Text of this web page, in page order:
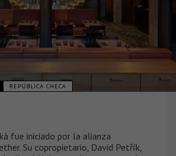
REPÚBLICA CHECA
fue iniciado por la alianza
Su copropietario, David Petřík,